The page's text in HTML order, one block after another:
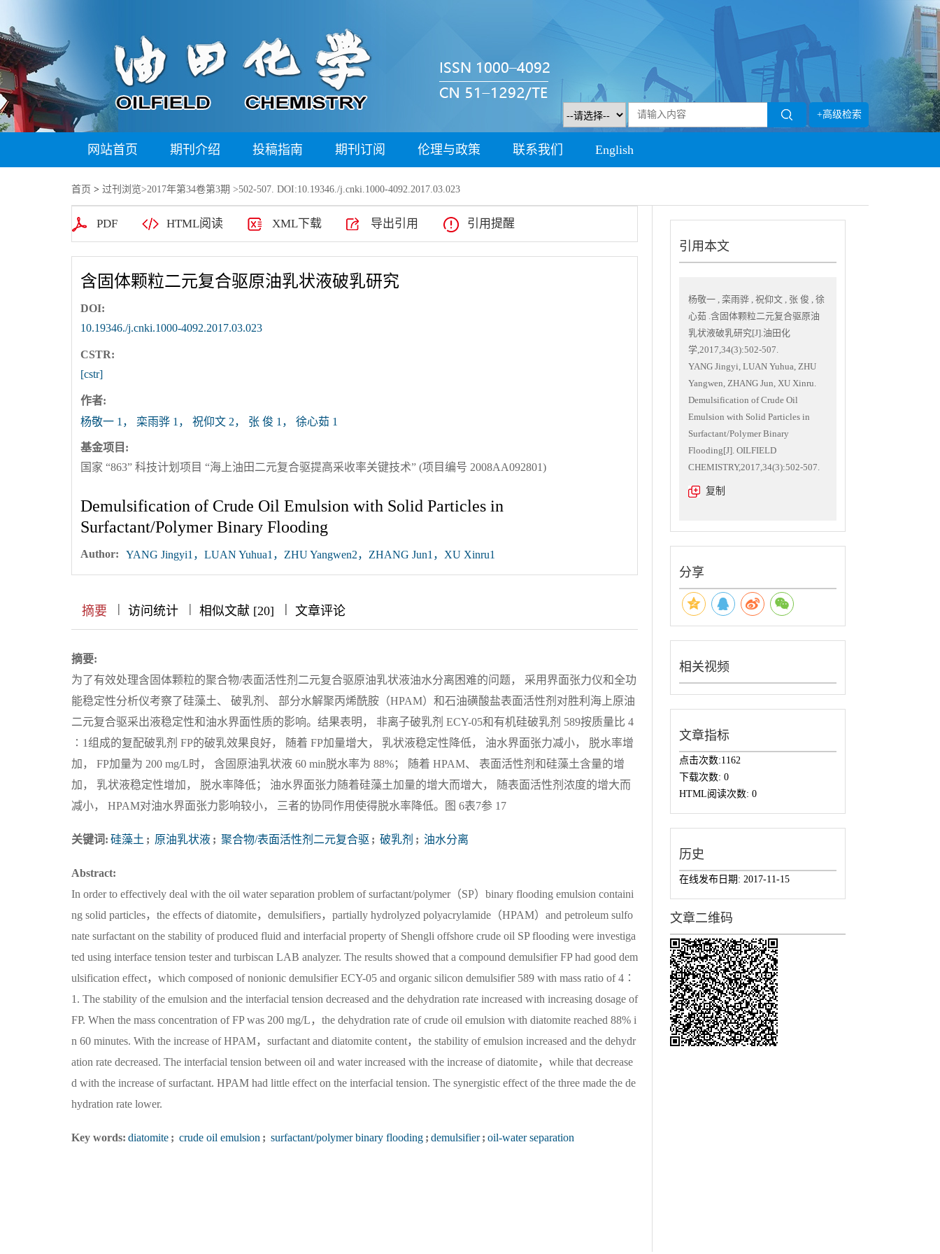
+高级检索
网站首页 期刊介绍 投稿指南 期刊订阅 伦理与政策 联系我们 English
首页 > 过刊浏览>2017年第34卷第3期 >502-507. DOI:10.19346./j.cnki.1000-4092.2017.03.023
PDF HTML阅读 XML下载 导出引用 引用提醒
含固体颗粒二元复合驱原油乳状液破乳研究
DOI:
10.19346./j.cnki.1000-4092.2017.03.023
CSTR:
[cstr]
作者:
杨敬一 1， 栾雨骅 1， 祝仰文 2， 张 俊 1， 徐心茹 1
基金项目:
国家 “863” 科技计划项目 “海上油田二元复合驱提高采收率关键技术” (项目编号 2008AA092801)
Demulsification of Crude Oil Emulsion with Solid Particles in
Surfactant/Polymer Binary Flooding
Author: YANG Jingyi1，LUAN Yuhua1，ZHU Yangwen2，ZHANG Jun1，XU Xinru1
摘要 || 访问统计 || 相似文献 [20] ||| 文章评论
摘要:
为了有效处理含固体颗粒的聚合物/表面活性剂二元复合驱原油乳状液油水分离困难的问题， 采用界面张力仪和全功
能稳定性分析仪考察了硅藻土、 破乳剂、 部分水解聚丙烯酰胺（HPAM）和石油磺酸盐表面活性剂对胜利海上原油
二元复合驱采出液稳定性和油水界面性质的影响。结果表明， 非离子破乳剂 ECY-05和有机硅破乳剂 589按质量比 4
∶1组成的复配破乳剂 FP的破乳效果良好， 随着 FP加量增大， 乳状液稳定性降低， 油水界面张力减小， 脱水率增
加， FP加量为 200 mg/L时， 含固原油乳状液 60 min脱水率为 88%； 随着 HPAM、 表面活性剂和硅藻土含量的增
加， 乳状液稳定性增加， 脱水率降低； 油水界面张力随着硅藻土加量的增大而增大， 随表面活性剂浓度的增大而
减小， HPAM对油水界面张力影响较小， 三者的协同作用使得脱水率降低。图 6表7参 17
关键词: 硅藻土 ; 原油乳状液 ; 聚合物/表面活性剂二元复合驱 ; 破乳剂 ; 油水分离
Abstract:
In order to effectively deal with the oil water separation problem of surfactant/polymer（SP）binary flooding emulsion containi
ng solid particles，the effects of diatomite，demulsifiers，partially hydrolyzed polyacrylamide（HPAM）and petroleum sulfo
nate surfactant on the stability of produced fluid and interfacial property of Shengli offshore crude oil SP flooding were investiga
ted using interface tension tester and turbiscan LAB analyzer. The results showed that a compound demulsifier FP had good dem
ulsification effect，which composed of nonionic demulsifier ECY-05 and organic silicon demulsifier 589 with mass ratio of 4∶
1. The stability of the emulsion and the interfacial tension decreased and the dehydration rate increased with increasing dosage of
FP. When the mass concentration of FP was 200 mg/L，the dehydration rate of crude oil emulsion with diatomite reached 88% i
n 60 minutes. With the increase of HPAM，surfactant and diatomite content，the stability of emulsion increased and the dehydr
ation rate decreased. The interfacial tension between oil and water increased with the increase of diatomite，while that decrease
d with the increase of surfactant. HPAM had little effect on the interfacial tension. The synergistic effect of the three made the de
hydration rate lower.
Key words: diatomite ; crude oil emulsion ; surfactant/polymer binary flooding ; demulsifier ; oil-water separation
引用本文
杨敬一 , 栾雨骅 , 祝仰文 , 张 俊 , 徐
心茹 .含固体颗粒二元复合驱原油
乳状液破乳研究[J].油田化
学,2017,34(3):502-507.
YANG Jingyi, LUAN Yuhua, ZHU
Yangwen, ZHANG Jun, XU Xinru.
Demulsification of Crude Oil
Emulsion with Solid Particles in
Surfactant/Polymer Binary
Flooding[J]. OILFIELD
CHEMISTRY,2017,34(3):502-507.
复制
分享
相关视频
文章指标
点击次数:1162
下载次数: 0
HTML阅读次数: 0
历史
在线发布日期: 2017-11-15
文章二维码